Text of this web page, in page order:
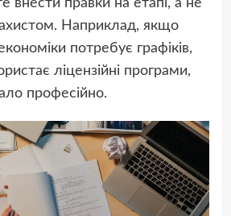
внести правки на етапі, а не
Наприклад, якщо
потребує графіків,
ліцензійні програми,
професійно.